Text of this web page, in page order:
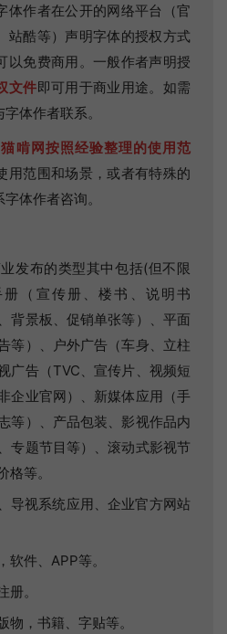
体作者在公开的网络平台（官
站酷等）声明字体的授权方式
以免费商用。一般作者声明授
文件即可用于商业用途。如需
体作者联系。
猫啃网按照经验整理的使用范
用范围和场景，或者有特殊的
体作者咨询。
发布的类型其中包括(但不限
（宣传册、楼书、说明书
背景板、促销单张等）、平面
等）、户外广告（车身、立柱
广告（TVC、宣传片、视频短
企业官网）、新媒体应用（手
等）、产品包装、影视作品内
专题节目等）、滚动式影视节
格等。
导视系统应用、企业官方网站
软件、APP等。
。
，书籍、字贴等。